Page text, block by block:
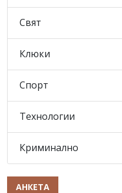
Свят
Клюки
Спорт
Технологии
Криминално
АНКЕТА